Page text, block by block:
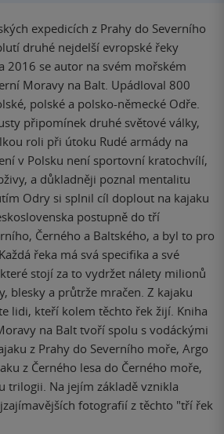
expedicích z Prahy do Severního
druhé nejdelší evropské řeky
2016 se autor na svém mořském
Moravy na Balt. Upádloval 800
polské a polsko-německé Odře.
připomínek druhé světové války,
roli při útoku Rudé armády na
v Polsku není sportovní kratochvílí,
a důkladněji poznal mentalitu
Odry si splnil cíl doplout na kajaku
postupně do tří
Černého a Baltského, a byl to pro
řeka má svá specifika a své
stojí za to vydržet nálety milionů
blesky a průtrže mračen. Z kajaku
lidi, kteří kolem těchto řek žijí. Kniha
na Balt tvoří spolu s vodáckými
z Prahy do Severního moře, Argo
z Černého lesa do Černého moře,
trilogii. Na jejím základě vznikla
fotografií z těchto "tří řek